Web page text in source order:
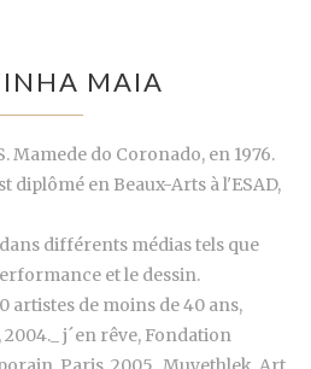
MAIA
Mamede do Coronado, en 1976.
diplômé en Beaux-Arts à l'ESAD,
différents médias tels que
et le dessin.
artistes de moins de 40 ans,
j´en rêve, Fondation